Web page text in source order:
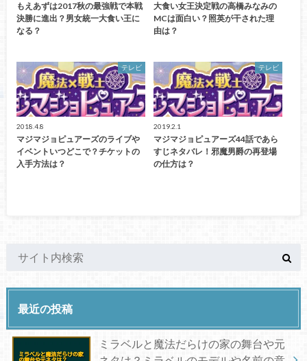
もえあずは2017秋の最強戦で本戦
決勝に進出？男女統一大食い王に
なる？
大食い女王決定戦の高橋みなみの
MCは面白い？照英が干された理
由は？
テレビ
2018.4.8
マジマジョピュアーズのライブや
イベントいつどこで？チケットの
入手方法は？
テレビ
2019.2.1
マジマジョピュアーズ44話であら
すじネタバレ！邪魔男爵の再登場
の仕方は？
最近の投稿
ミラベルと魔法だらけの家の舞台や元